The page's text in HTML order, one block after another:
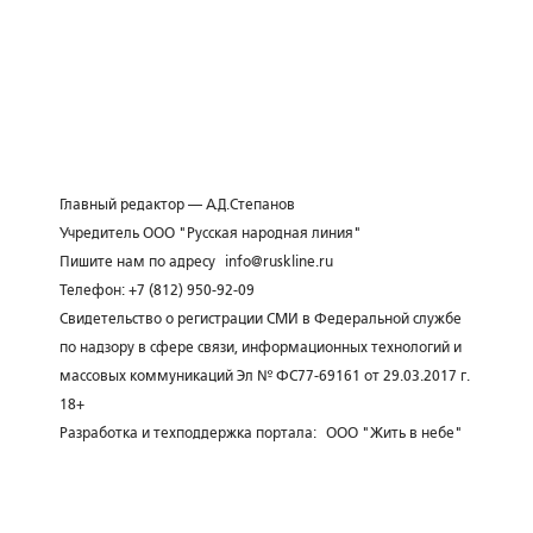
Главный редактор — А.Д.Степанов
Учредитель ООО "Русская народная линия"
Пишите нам по адресу
info@ruskline.ru
Телефон: +7 (812) 950-92-09
Свидетельство о регистрации СМИ в Федеральной службе
по надзору в сфере связи, информационных технологий и
массовых коммуникаций Эл № ФС77-69161 от 29.03.2017 г.
18+
Разработка и техподдержка портала: ООО "Жить в небе"